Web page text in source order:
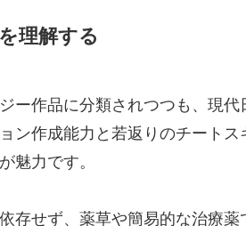
理解する
ー作品に分類されつつも、現
ン作成能力と若返りのチート
魅力です。
存せず、薬草や簡易的な治療